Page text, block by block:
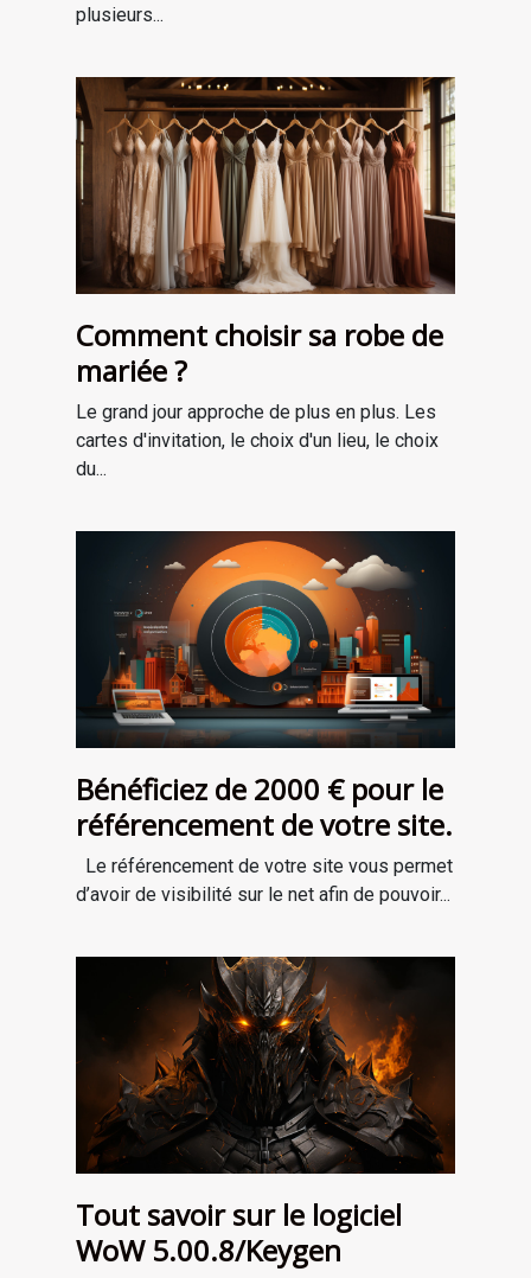
plusieurs...
Comment choisir sa robe de
mariée ?
Le grand jour approche de plus en plus. Les
cartes d'invitation, le choix d'un lieu, le choix
du...
Bénéficiez de 2000 € pour le
référencement de votre site.
Le référencement de votre site vous permet
d’avoir de visibilité sur le net afin de pouvoir...
Tout savoir sur le logiciel
WoW 5.00.8/Keygen